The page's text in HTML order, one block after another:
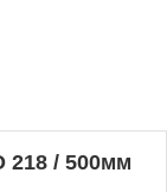
218 / 500мм